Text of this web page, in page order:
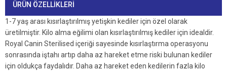
ÜRÜN ÖZELLIKLERI
1-7 yaş arası kısırlaştırılmış yetişkin kediler için özel olarak
üretilmiştir. Kilo alma eğilimi olan kısırlaştırılmış kediler için idealdir.
Royal Canin Sterilised içeriği sayesinde kısırlaştırma operasyonu
sonrasında iştahı artıp daha az hareket etme riski bulunan kediler
için oldukça faydalıdır. Daha az hareket eden kedilerin fazla kilo